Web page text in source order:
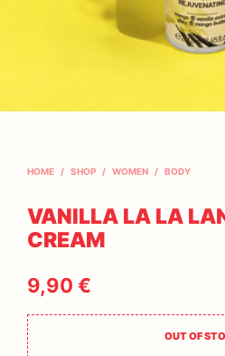
HOME / SHOP / WOMEN / BODY
VANILLA LA LA
CREAM
9,90 €
OUT OF